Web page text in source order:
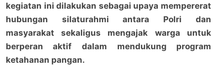
kegiatan ini dilakukan sebagai upaya mempererat
hubungan silaturahmi antara Polri dan
masyarakat sekaligus mengajak warga untuk
berperan aktif dalam mendukung program
ketahanan pangan.